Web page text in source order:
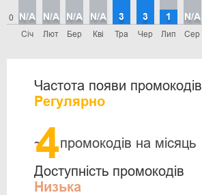
0
Січ
N/A
Лют
N/A
Бер
N/A
Кві
N/A
Тра
3
Чер
3
Лип
1
Сер
N/A
Частота появи промокодів
Регулярно
~
4промокодів на місяць
Доступність промокодів
Низька